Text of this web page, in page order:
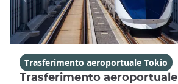
Trasferimento aeroportuale Tokio
Trasferimento aeroportuale